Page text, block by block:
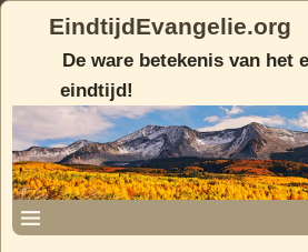
EindtijdEvangelie.org
De ware betekenis van het
eindtijd!